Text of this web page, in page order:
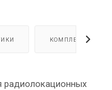
КОМПЛЕКТАЦИЯ
радиолокационных